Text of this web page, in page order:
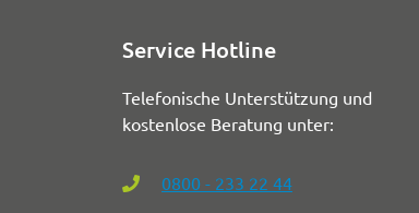
Service Hotline
Telefonische Unterstützung und
kostenlose Beratung unter:
0800 - 233 22 44